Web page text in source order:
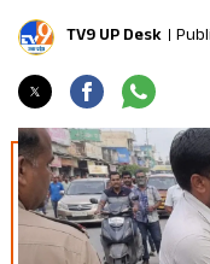
TV9 UP Desk